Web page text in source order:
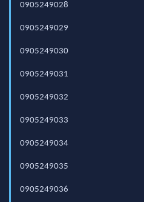
0905249028
0905249029
0905249030
0905249031
0905249032
0905249033
0905249034
0905249035
0905249036